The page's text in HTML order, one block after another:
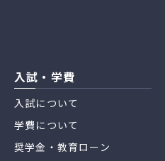
入試・学費
入試について
学費について
奨学金・教育ローン